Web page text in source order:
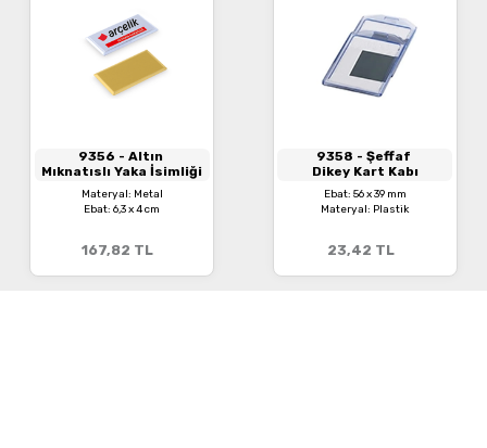
9356 - Altın
Mıknatıslı Yaka İsimliği
Materyal: Metal
Ebat: 6,3 x 4 cm
167,82 TL
9358 - Şeffaf
Dikey Kart Kabı
Ebat: 56 x 39 mm
Materyal: Plastik
23,42 TL